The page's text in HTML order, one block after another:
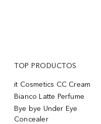
TOP PRODUCTOS
it Cosmetics CC Cream
Bianco Latte Perfume
Bye bye Under Eye
Concealer